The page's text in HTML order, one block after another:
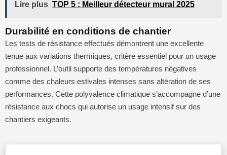
Lire plus TOP 5 : Meilleur détecteur mural 2025
Durabilité en conditions de chantier
Les tests de résistance effectués démontrent une excellente
tenue aux variations thermiques, critère essentiel pour un usage
professionnel. L’outil supporte des températures négatives
comme des chaleurs estivales intenses sans altération de ses
performances. Cette polyvalence climatique s’accompagne d’une
résistance aux chocs qui autorise un usage intensif sur des
chantiers exigeants.